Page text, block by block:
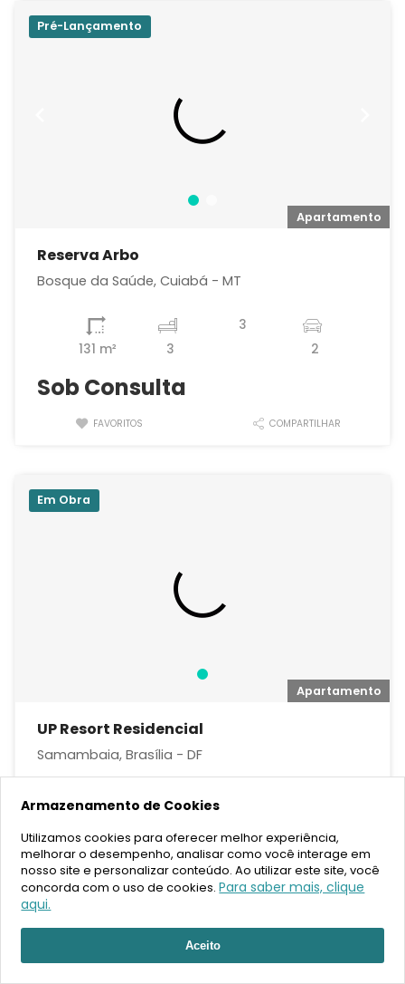
Apartamento
Pré-Lançamento
Reserva Arbo
Bosque da Saúde, Cuiabá - MT
131 m² 3
3
2
Sob Consulta
FAVORITOS COMPARTILHAR
Apartamento
Em Obra
UP Resort Residencial
Samambaia, Brasília - DF
Sob Consulta
COMPARTILHAR
Armazenamento de Cookies
Utilizamos cookies para oferecer melhor experiência,
melhorar o desempenho, analisar como você interage em
nosso site e personalizar conteúdo. Ao utilizar este site, você
concorda com o uso de cookies.Para saber mais, clique
aqui.
Aceito